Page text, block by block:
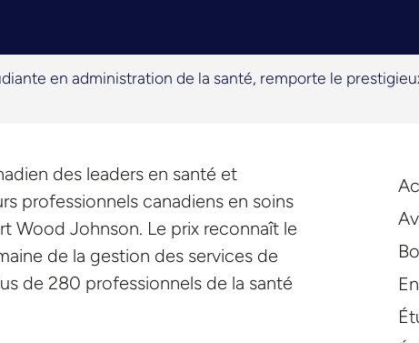
en administration de la santé, remporte le
des leaders en santé et
professionnels canadiens en soins
Wood Johnson. Le prix reconnaît le
de la gestion des services de
de 280 professionnels de la santé